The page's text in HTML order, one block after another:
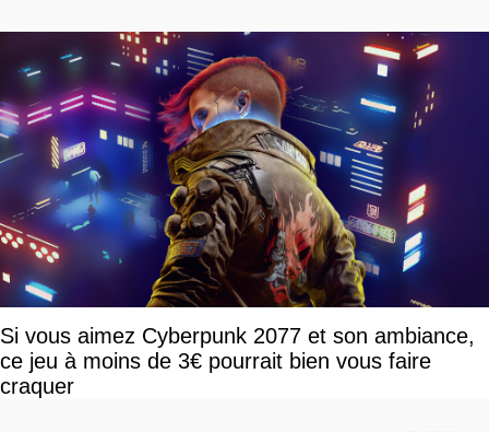
Si vous aimez Cyberpunk 2077 et son ambiance,
ce jeu à moins de 3€ pourrait bien vous faire
craquer